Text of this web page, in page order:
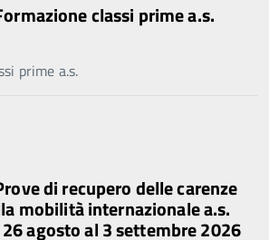
classi prime a.s.
prime a.s.
di recupero delle carenze
mobilità internazionale a.s.
agosto al 3 settembre 2026